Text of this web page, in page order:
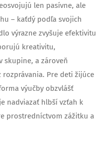
len pasívne, ale
– kaťdý podľa svojich
výrazne zvyšuje efektivitu
kreativitu,
skupine, a zároveň
Pre deti žijúce
výučby obzvlášť
nadviazať hlbší vzťah k
prostredníctvom zážitku a